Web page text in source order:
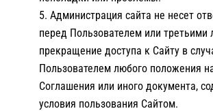
Администрация сайта не несет
перед Пользователем или третьими
прекращение доступа к Сайту в
Пользователем любого положения
Соглашения или иного документа,
условия пользования Сайтом.